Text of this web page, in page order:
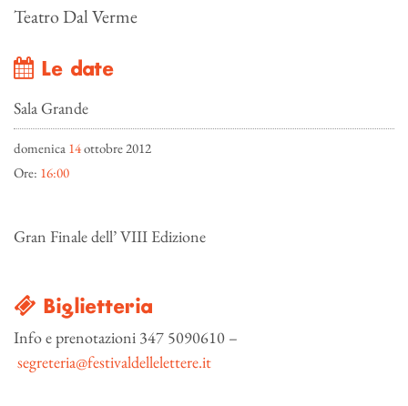
Teatro Dal Verme
Le date
Sala Grande
domenica 14ottobre 2012
Ore: 16:00
Gran Finale dell’ VIII Edizione
Biglietteria
Info e prenotazioni 347 5090610 –
segreteria@festivaldellelettere.it